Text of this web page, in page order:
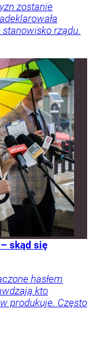
zostanie
rządu.
skąd się
hasłem
kto
produkuje. Często